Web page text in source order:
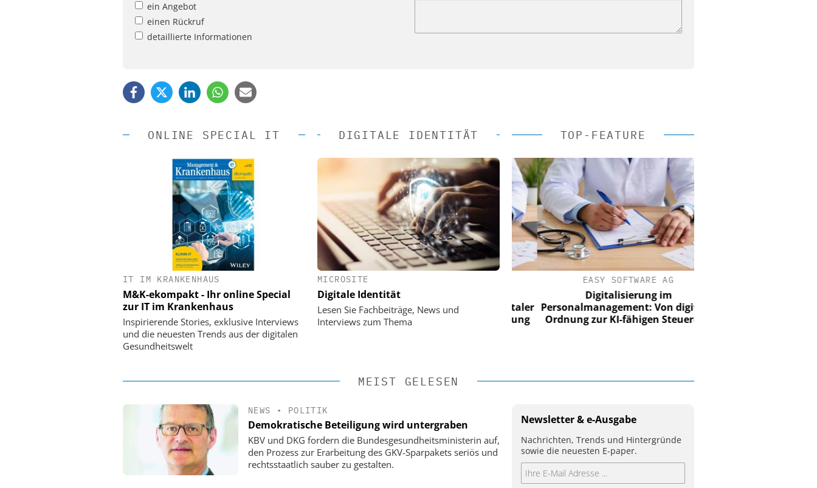
ein Angebot
einen Rückruf
detaillierte Informationen
ONLINE SPECIAL IT
IT IM KRANKENHAUS
M&K-ekompakt - Ihr online Special
zur IT im Krankenhaus
Inspirierende Stories, exklusive Interviews
und die neuesten Trends aus der digitalen
Gesundheitswelt
DIGITALE IDENTITÄT
MICROSITE
Digitale Identität
Lesen Sie Fachbeiträge, News und
Interviews zum Thema
TOP-FEATURE
EASY SOFTWARE AG
Digitalisierung im
Personalmanagement: Von digitaler
Ordnung zur KI-fähigen Steuerung
Digitalisierung im
Personalmanagement: Von digitaler
Ordnung zur KI-fähigen Steuerung
EASY SOFTWARE AG
Digitalisierung im
Personalmanagement: Von digitaler
Ordnung zur KI-fähigen Steuerung
MEIST GELESEN
NEWS • POLITIK
Demokratische Beteiligung wird untergraben
KBV und DKG fordern die Bundesgesundheitsministerin auf,
den Prozess zur Erarbeitung des GKV-Sparpakets seriös und
rechtsstaatlich sauber zu gestalten.
Newsletter & e-Ausgabe
Nachrichten, Trends und Hintergründe
sowie die neuesten E-paper.